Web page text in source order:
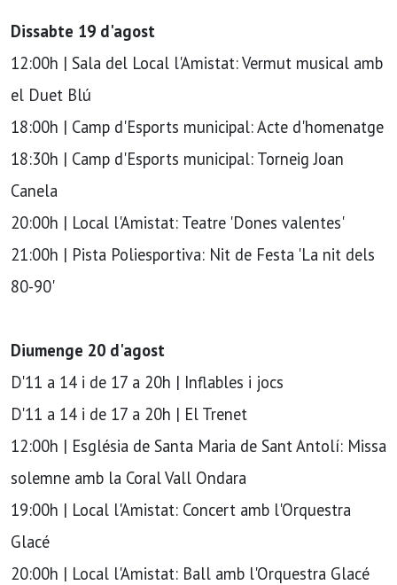
Dissabte 19 d'agost
12:00h | Sala del Local l'Amistat: Vermut musical amb
el Duet Blú
18:00h | Camp d'Esports municipal: Acte d'homenatge
18:30h | Camp d'Esports municipal: Torneig Joan
Canela
20:00h | Local l'Amistat: Teatre 'Dones valentes'
21:00h | Pista Poliesportiva: Nit de Festa 'La nit dels
80-90'
Diumenge 20 d'agost
D'11 a 14 i de 17 a 20h | Inflables i jocs
D'11 a 14 i de 17 a 20h | El Trenet
12:00h | Església de Santa Maria de Sant Antolí: Missa
solemne amb la Coral Vall Ondara
19:00h | Local l'Amistat: Concert amb l'Orquestra
Glacé
20:00h | Local l'Amistat: Ball amb l'Orquestra Glacé